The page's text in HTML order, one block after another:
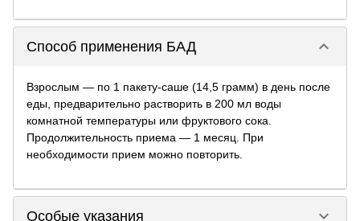
Способ применения БАД keyboard_arrow_down
Взрослым — по 1 пакету-саше (14,5 грамм) в день после
еды, предварительно растворить в 200 мл воды
комнатной температуры или фруктового сока.
Продолжительность приема — 1 месяц. При
необходимости прием можно повторить.
Особые указания keyboard_arrow_down